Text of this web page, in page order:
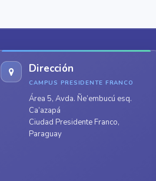
Dirección
CAMPUS PRESIDENTE FRANCO
Área 5, Avda. Ñe’embucú esq.
Ca’azapá
Ciudad Presidente Franco,
Paraguay